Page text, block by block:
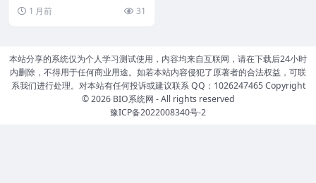
1 月前 31
本站分享的系统仅为个人学习测试使用，内容均来自互联网，请在下载后24小时
内删除，不得用于任何商业用途。如若本站内容侵犯了原著者的合法权益，可联
系我们进行处理。对本站有任何投诉或建议联系 QQ：1026247465 Copyright
© 2026 BIO系统网 - All rights reserved
豫ICP备2022008340号-2